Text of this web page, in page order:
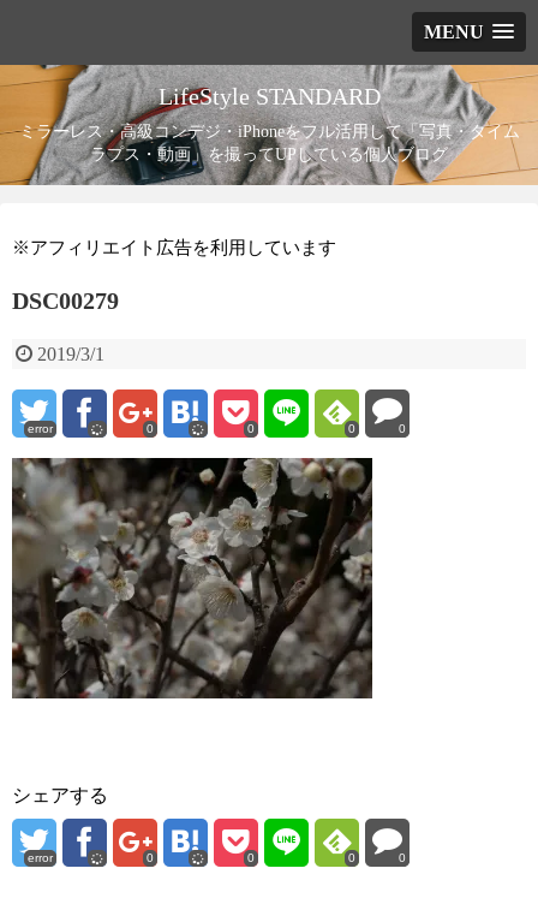
MENU
LifeStyle STANDARD
ミラーレス・高級コンデジ・iPhoneをフル活用して「写真・タイム
ラプス・動画」を撮ってUPしている個人ブログ
※アフィリエイト広告を利用しています
DSC00279
2019/3/1
error 0 0 0 0
シェアする
error 0 0 0 0